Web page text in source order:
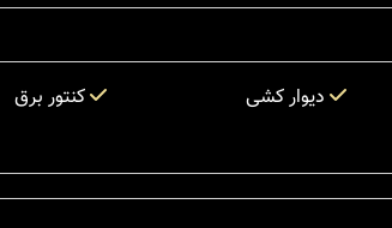
دیوار کشی
کنتور برق